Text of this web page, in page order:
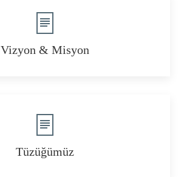
Vizyon & Misyon
Tüzüğümüz